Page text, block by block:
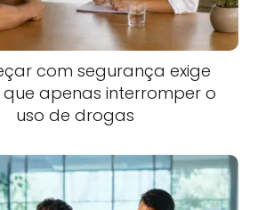
com segurança exige
apenas interromper o
uso de drogas